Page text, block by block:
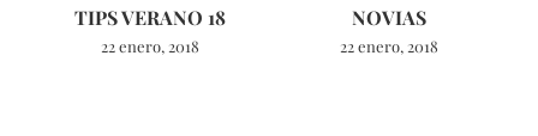
TIPS VERANO 18
22 enero, 2018
NOVIAS
22 enero, 2018